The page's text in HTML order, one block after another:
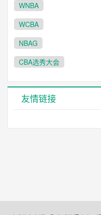
WNBA
WCBA
NBAG
CBA选秀大会
友情链接